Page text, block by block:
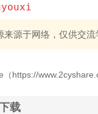
来源于网络，仅供交
（https://
载